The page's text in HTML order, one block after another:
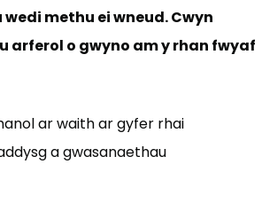
wedi methu ei wneud. Cwyn
arferol o gwyno am y rhan fwyaf
ar waith ar gyfer rhai
a gwasanaethau